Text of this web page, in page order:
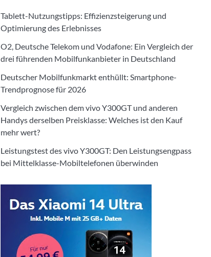
Tablett-Nutzungstipps: Effizienzsteigerung und
Optimierung des Erlebnisses
O2, Deutsche Telekom und Vodafone: Ein Vergleich der
drei führenden Mobilfunkanbieter in Deutschland
Deutscher Mobilfunkmarkt enthüllt: Smartphone-
Trendprognose für 2026
Vergleich zwischen dem vivo Y300GT und anderen
Handys derselben Preisklasse: Welches ist den Kauf
mehr wert?
Leistungstest des vivo Y300GT: Den Leistungsengpass
bei Mittelklasse-Mobiltelefonen überwinden